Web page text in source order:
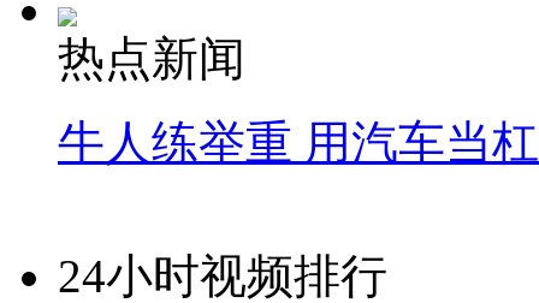
热点新闻
牛人练举重 用汽车当
24小时视频排行